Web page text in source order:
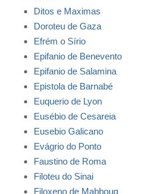
Ditos e Maximas
Doroteu de Gaza
Efrém o Sírio
Epifanio de Benevento
Epifanio de Salamina
Epistola de Barnabé
Euquerio de Lyon
Eusébio de Cesareia
Eusebio Galicano
Evágrio do Ponto
Faustino de Roma
Filoteu do Sinai
Filoxeno de Mabboug